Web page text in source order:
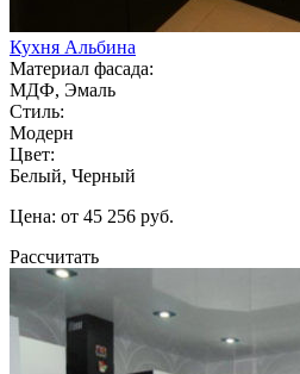
Кухня Альбина
Материал фасада:
МДФ, Эмаль
Стиль:
Модерн
Цвет:
Белый, Черный
Цена: от 45 256 руб.
Рассчитать